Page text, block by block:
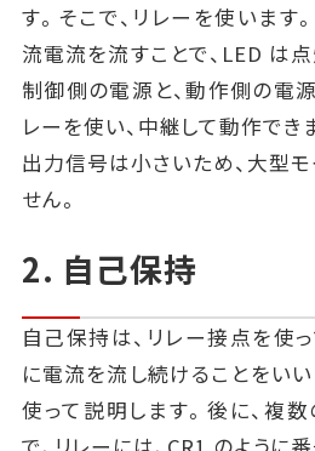
す。そこで、リレーを使います
流電流を流すことで、LED は点
制御側の電源と、動作側の電
レーを使い、中継して動作でき
出力信号は小さいため、大型
せん。
2. 自己保持
自己保持は、リレー接点を使
に電流を流し続けることをい
使って説明します。後に、複